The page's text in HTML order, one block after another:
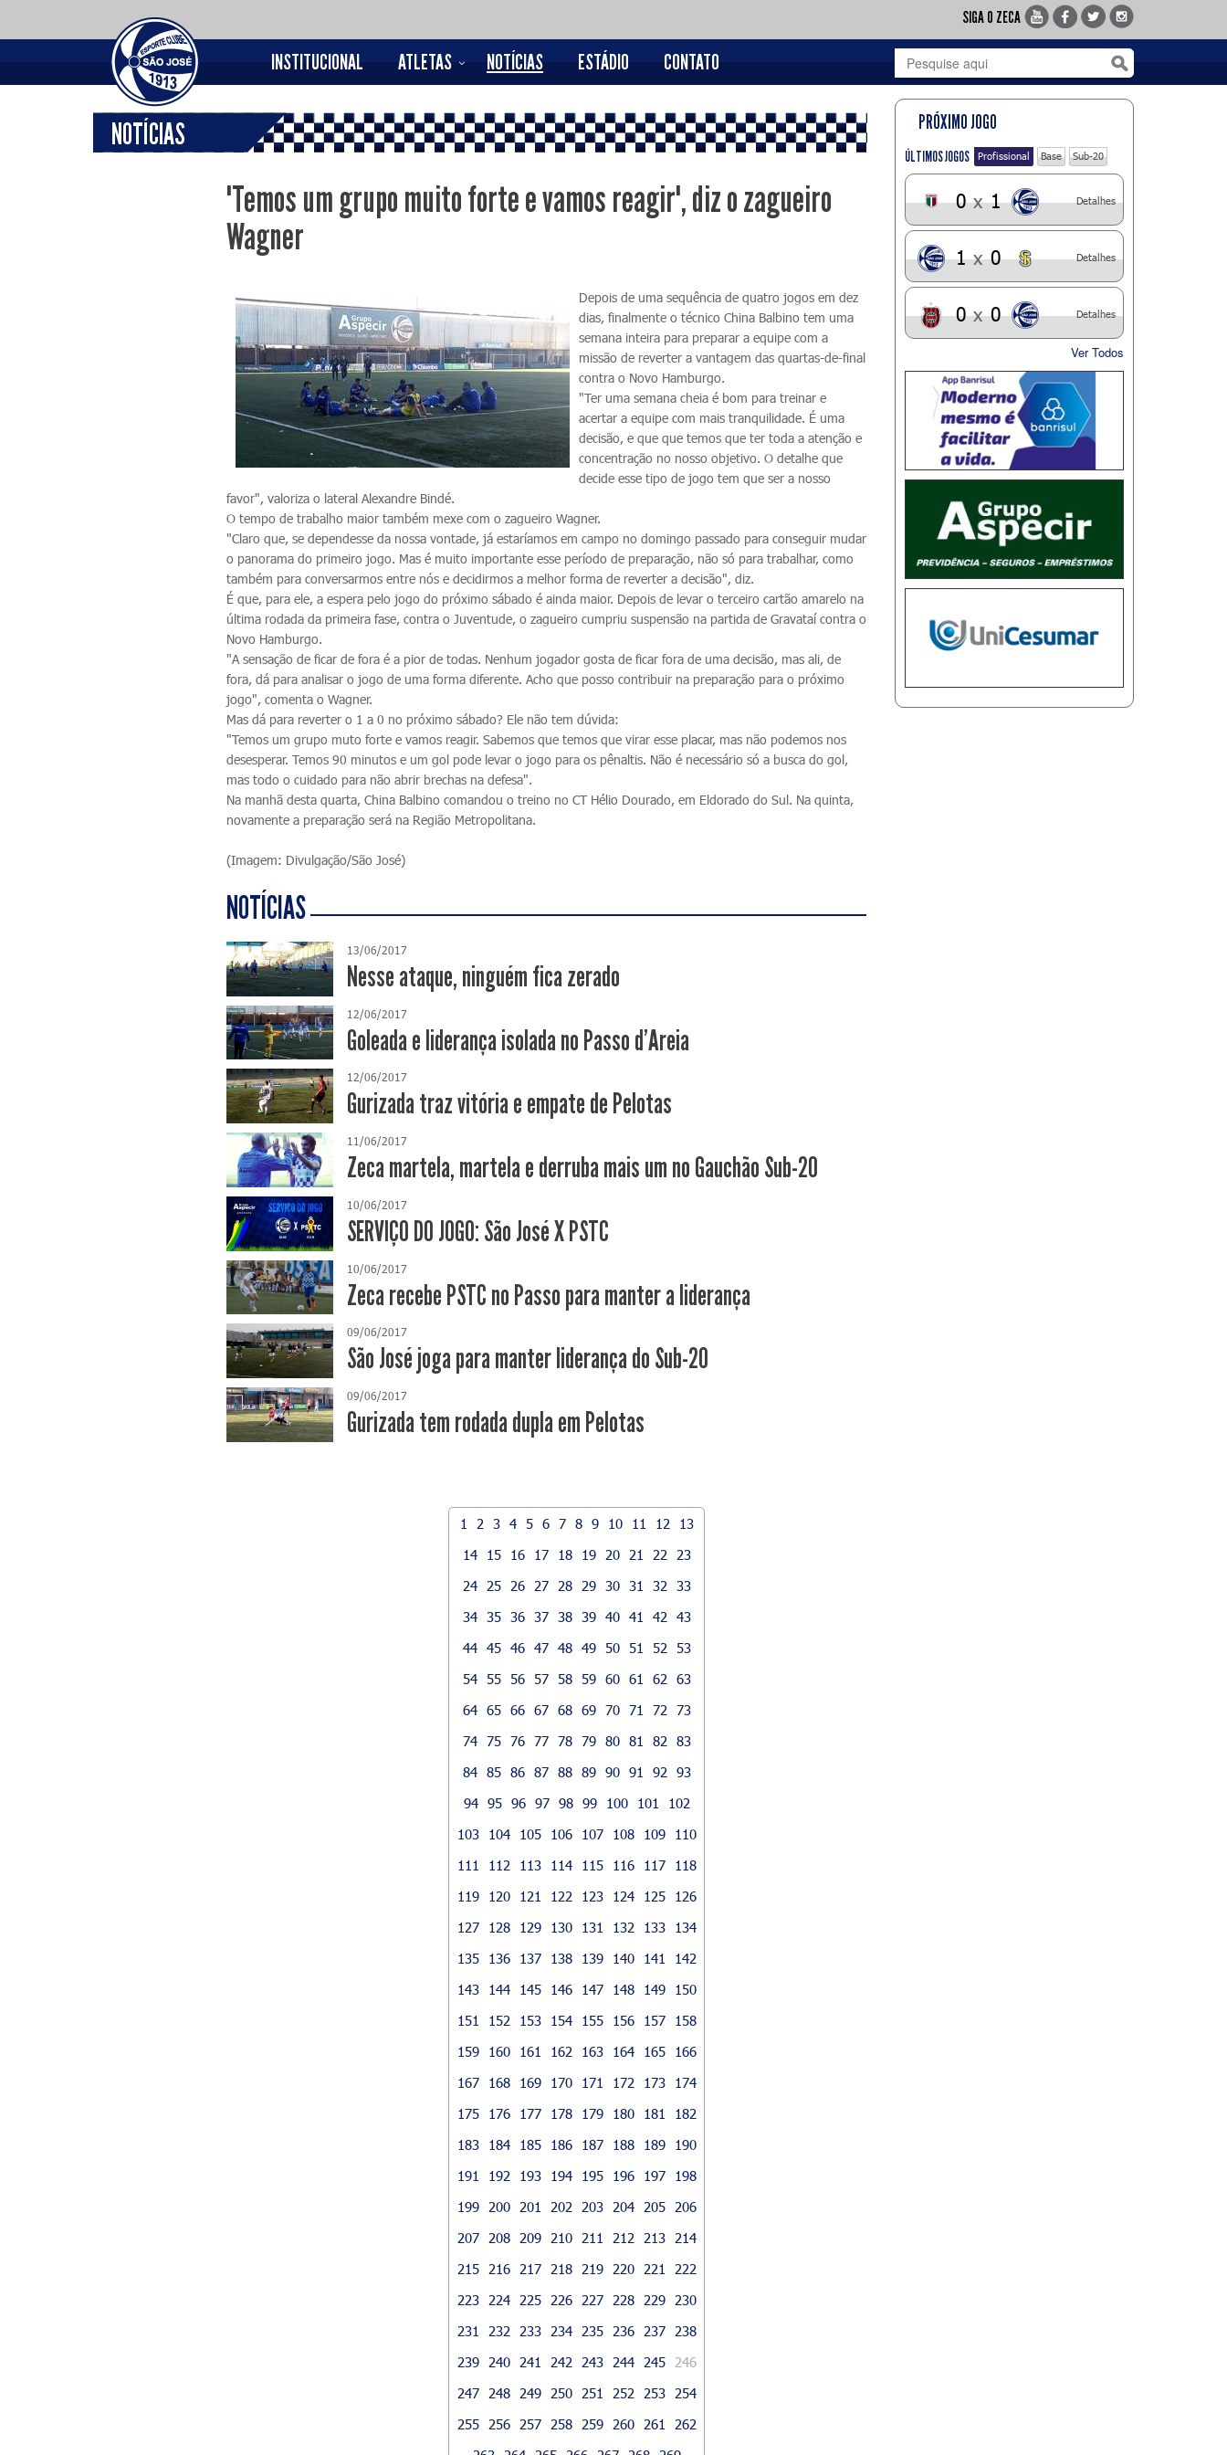
SIGA O ZECA
INSTITUCIONAL ATLETAS NOTÍCIAS ESTÁDIO CONTATO
NOTÍCIAS
"Temos um grupo muito forte e vamos reagir", diz o zagueiro
Wagner
Depois de uma sequência de quatro jogos em dez
dias, finalmente o técnico China Balbino tem uma
semana inteira para preparar a equipe com a
missão de reverter a vantagem das quartas-de-final
contra o Novo Hamburgo.
"Ter uma semana cheia é bom para treinar e
acertar a equipe com mais tranquilidade. É uma
decisão, e que que temos que ter toda a atenção e
concentração no nosso objetivo. O detalhe que
decide esse tipo de jogo tem que ser a nosso
favor", valoriza o lateral Alexandre Bindé.
O tempo de trabalho maior também mexe com o zagueiro Wagner.
"Claro que, se dependesse da nossa vontade, já estaríamos em campo no domingo passado para conseguir mudar
o panorama do primeiro jogo. Mas é muito importante esse período de preparação, não só para trabalhar, como
também para conversarmos entre nós e decidirmos a melhor forma de reverter a decisão", diz.
É que, para ele, a espera pelo jogo do próximo sábado é ainda maior. Depois de levar o terceiro cartão amarelo na
última rodada da primeira fase, contra o Juventude, o zagueiro cumpriu suspensão na partida de Gravataí contra o
Novo Hamburgo.
"A sensação de ficar de fora é a pior de todas. Nenhum jogador gosta de ficar fora de uma decisão, mas ali, de
fora, dá para analisar o jogo de uma forma diferente. Acho que posso contribuir na preparação para o próximo
jogo", comenta o Wagner.
Mas dá para reverter o 1 a 0 no próximo sábado? Ele não tem dúvida:
"Temos um grupo muto forte e vamos reagir. Sabemos que temos que virar esse placar, mas não podemos nos
desesperar. Temos 90 minutos e um gol pode levar o jogo para os pênaltis. Não é necessário só a busca do gol,
mas todo o cuidado para não abrir brechas na defesa".
Na manhã desta quarta, China Balbino comandou o treino no CT Hélio Dourado, em Eldorado do Sul. Na quinta,
novamente a preparação será na Região Metropolitana.
(Imagem: Divulgação/São José)
NOTÍCIAS
13/06/2017
Nesse ataque, ninguém fica zerado
12/06/2017
Goleada e liderança isolada no Passo d'Areia
12/06/2017
Gurizada traz vitória e empate de Pelotas
11/06/2017
Zeca martela, martela e derruba mais um no Gauchão Sub-20
10/06/2017
SERVIÇO DO JOGO: São José X PSTC
10/06/2017
Zeca recebe PSTC no Passo para manter a liderança
09/06/2017
São José joga para manter liderança do Sub-20
09/06/2017
Gurizada tem rodada dupla em Pelotas
1 2 3 4 5 6 7 8 9 10 11 12
13
14
15 16 17 18 19 20 21 22
23
24
25 26 27 28 29 30 31 32
33
34 35 36 37 38 39 40 41 42
43
44 45 46 47 48 49 50 51 52
53
54 55 56 57 58 59 60 61 62
63
64 65 66 67 68 69 70 71 72
73
74 75 76 77 78 79 80 81 82
83
84 85 86 87 88 89 90 91 92
93
94 95 96 97 98 99 100 101
102
103
104 105 106 107 108 109
110
111
112 113 114 115 116 117
118
119
120 121 122 123 124 125
126
127
128 129 130 131 132 133
134
135
136 137 138 139 140 141
142
143
144 145 146 147 148 149
150
151
152 153 154 155 156 157
158
159
160 161 162 163 164 165
166
167
168 169 170 171 172 173
174
175
176 177 178 179 180 181
182
183
184 185 186 187 188 189
190
191
192 193 194 195 196 197
198
199
200 201 202 203 204 205
206
207
208 209 210 211 212 213
214
215
216 217 218 219 220 221
222
223
224 225 226 227 228 229
230
231
232 233 234 235 236 237
238
239
240 241 242 243 244 245
246
247
248 249 250 251 252 253
254
255
256 257 258 259 260 261
262
PRÓXIMO JOGO
ÚLTIMOS JOGOS Profissional Base Sub-20
0 x 1 Detalhes
1 x 0 Detalhes
0 x 0 Detalhes
Ver Todos